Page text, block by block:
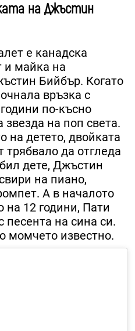
на Джъстин
е канадска
и майка на
Бийбър. Когато
връзка с
по-късно
на поп света.
на детето, двойката
да отгледа
дете, Джъстин
на пиано,
А в началото
на 12 години, Пати
песента на сина си.
момчето известно.